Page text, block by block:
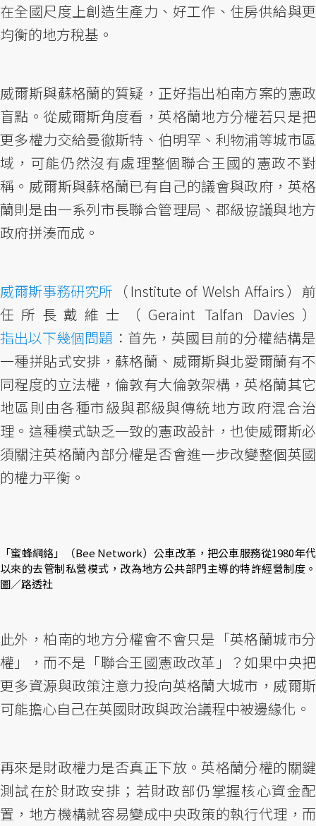
在全國尺度上創造生產力、好工作、住房供給與更
均衡的地方稅基。
威爾斯與蘇格蘭的質疑，正好指出柏南方案的憲政
盲點。從威爾斯角度看，英格蘭地方分權若只是把
更多權力交給曼徹斯特、伯明罕、利物浦等城市區
域，可能仍然沒有處理整個聯合王國的憲政不對
稱。威爾斯與蘇格蘭已有自己的議會與政府，英格
蘭則是由一系列市長聯合管理局、郡級協議與地方
政府拼湊而成。
威爾斯事務研究所 （Institute of Welsh Affairs）前
任所長戴維士（Geraint Talfan Davies）
指出以下幾個問題 ：首先，英國目前的分權結構是
一種拼貼式安排，蘇格蘭、威爾斯與北愛爾蘭有不
同程度的立法權，倫敦有大倫敦架構，英格蘭其它
地區則由各種市級與郡級與傳統地方政府混合治
理。這種模式缺乏一致的憲政設計，也使威爾斯必
須關注英格蘭內部分權是否會進一步改變整個英國
的權力平衡。
「蜜蜂網絡」（Bee Network）公車改革，把公車服務從1980年代
以來的去管制私營模式，改為地方公共部門主導的特許經營制度。
圖／路透社
此外，柏南的地方分權會不會只是「英格蘭城市分
權」，而不是「聯合王國憲政改革」？如果中央把
更多資源與政策注意力投向英格蘭大城市，威爾斯
可能擔心自己在英國財政與政治議程中被邊緣化。
再來是財政權力是否真正下放。英格蘭分權的關鍵
測試在於財政安排；若財政部仍掌握核心資金配
置，地方機構就容易變成中央政策的執行代理，而